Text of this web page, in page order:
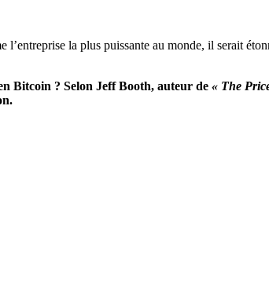
l’entreprise la plus puissante au monde, il serait
Bitcoin ? Selon Jeff Booth, auteur de « The